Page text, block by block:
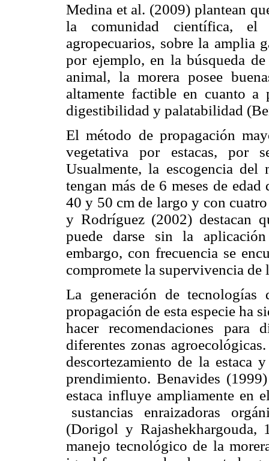
Medina et al. (2009) plantean
la comunidad científica, el
agropecuarios, sobre la amplia
por ejemplo, en la búsqueda
animal, la morera posee
altamente factible en cuanto a
digestibilidad y palatabilidad
El método de propagación
vegetativa por estacas, por
Usualmente, la escogencia del
tengan más de 6 meses de
40 y 50 cm de largo y con
y Rodríguez (2002) destacan
puede darse sin la
embargo, con frecuencia se
compromete la supervivencia de
La generación de tecnologías
propagación de esta especie ha
hacer recomendaciones
diferentes zonas
descortezamiento de la estaca
prendimiento. Benavides
estaca influye ampliamente en
sustancias enraizadoras
(Dorigol y Rajashekhargouda,
manejo tecnológico de la